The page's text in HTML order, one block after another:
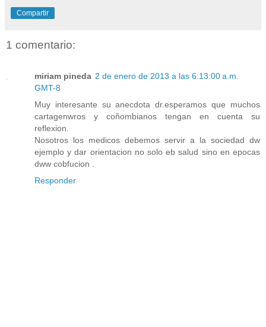
Compartir
1 comentario:
miriam pineda 2 de enero de 2013 a las 6:13:00 a.m.
GMT-8
Muy interesante su anecdota dr.esperamos que muchos
cartagenwros y coñombianos tengan en cuenta su
reflexion.
Nosotros los medicos debemos servir a la sociedad dw
ejemplo y dar orientacion no solo eb salud sino en epocas
dww cobfucion .
Responder